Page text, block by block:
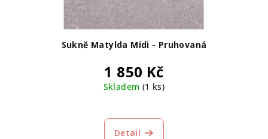
Sukně Matylda Midi - Pruhovaná
1 850 Kč
Skladem (1 ks)
Detail